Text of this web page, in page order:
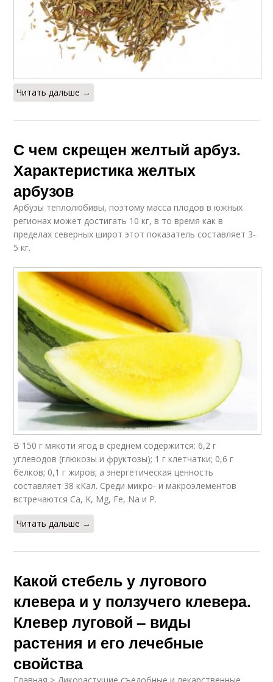
Читать дальше →
С чем скрещен желтый арбуз.
Характеристика желтых
арбузов
Арбузы теплолюбивы, поэтому масса плодов в южных
регионах может достигать 10 кг, в то время как в
пределах северных широт этот показатель составляет 3-
5 кг.
В 150 г мякоти ягод в среднем содержится: 6,2 г
углеводов (глюкозы и фруктозы); 1 г клетчатки; 0,6 г
белков; 0,1 г жиров; а энергетическая ценность
составляет 38 кКал. Среди микро- и макроэлементов
встречаются Ca, K, Mg, Fe, Na и P.
Читать дальше →
Какой стебель у лугового
клевера и у ползучего клевера.
Клевер луговой – виды
растения и его лечебные
свойства